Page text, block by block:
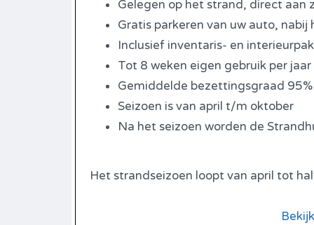
Gelegen op het strand, direct aan
Gratis parkeren van uw auto, nabij
Inclusief inventaris- en
Tot 8 weken eigen gebruik per jaar
Gemiddelde bezettingsgraad 95%
Seizoen is van april t/m oktober
Na het seizoen worden de
Het strandseizoen loopt van april tot